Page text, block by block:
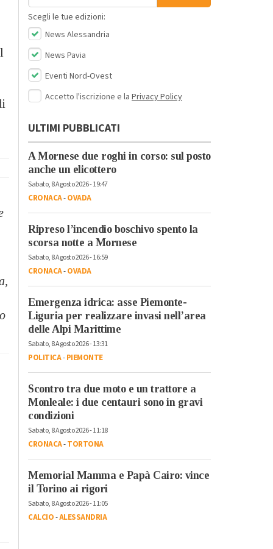
Scegli le tue edizioni:
News Alessandria
News Pavia
Eventi Nord-Ovest
Accetto l'iscrizione e la Privacy Policy
ULTIMI PUBBLICATI
A Mornese due roghi in corso: sul posto
anche un elicottero
Sabato, 8 Agosto 2026 - 19:47
CRONACA-OVADA
Ripreso l’incendio boschivo spento la
scorsa notte a Mornese
Sabato, 8 Agosto 2026 - 16:59
CRONACA-OVADA
Emergenza idrica: asse Piemonte-
Liguria per realizzare invasi nell’area
delle Alpi Marittime
Sabato, 8 Agosto 2026 - 13:31
POLITICA-PIEMONTE
Scontro tra due moto e un trattore a
Monleale: i due centauri sono in gravi
condizioni
Sabato, 8 Agosto 2026 - 11:18
CRONACA-TORTONA
Memorial Mamma e Papà Cairo: vince
il Torino ai rigori
Sabato, 8 Agosto 2026 - 11:05
CALCIO-ALESSANDRIA